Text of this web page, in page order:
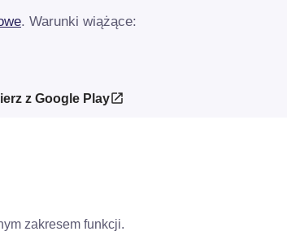
. Warunki wiążące:
z Google Play
zakresem funkcji.